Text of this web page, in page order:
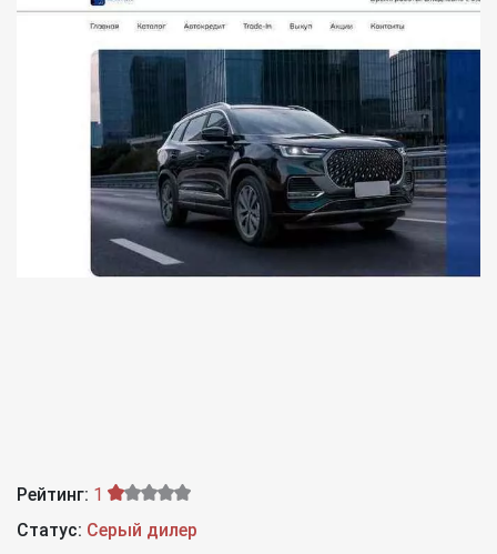
Рейтинг: 1
Статус: Серый дилер